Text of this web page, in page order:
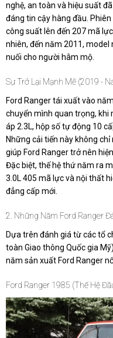
nghệ, an toàn và hiệu suất
đáng tin cậy hàng đầu.
công suất lên đến 207 mã
nhiên, đến năm 2011, model
nuối cho người hâm mộ.
Sự Trở Lại Mạnh Mẽ (2019 -
Ford Ranger tái xuất vào
chuyển mình quan trọng, khi
áp 2.3L, hộp số tự động 10
Những cải tiến này không
giúp Ford Ranger trở nên
Đặc biệt, thế hệ thứ năm ra
3.0L 405 mã lực và nội thất
đẳng cấp mới.
2. Những Năm Ford Ranger
Dựa trên đánh giá từ các tổ
toàn Giao thông Quốc gia
năm sản xuất Ford Ranger
Ford Ranger 1985 (Thế Hệ